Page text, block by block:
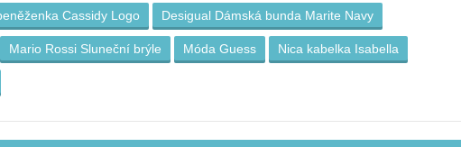
Cassidy Logo Desigual Dámská bunda Marite Navy
Mario Rossi Sluneční brýle Móda Guess Nica kabelka Isabella